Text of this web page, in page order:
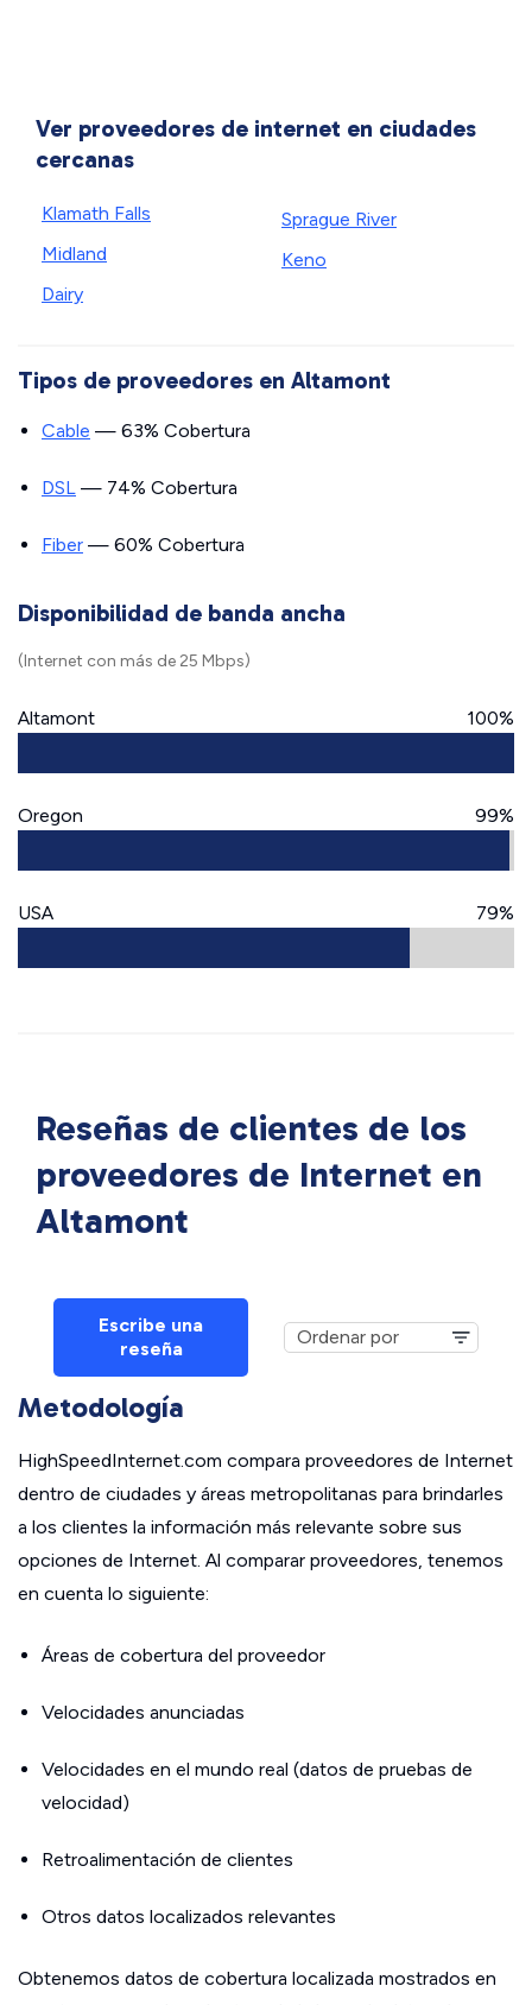
Ver proveedores de internet en ciudades
cercanas
Klamath Falls
Midland
Dairy
Sprague River
Keno
Tipos de proveedores en Altamont
Cable — 63% Cobertura
DSL — 74% Cobertura
Fiber — 60% Cobertura
Disponibilidad de banda ancha
(Internet con más de 25 Mbps)
Altamont 100%
Oregon 99%
USA 79%
Reseñas de clientes de los
proveedores de Internet en
Altamont
Escribe una
reseña
Metodología
HighSpeedInternet.com compara proveedores de Internet
dentro de ciudades y áreas metropolitanas para brindarles
a los clientes la información más relevante sobre sus
opciones de Internet. Al comparar proveedores, tenemos
en cuenta lo siguiente:
Áreas de cobertura del proveedor
Velocidades anunciadas
Velocidades en el mundo real (datos de pruebas de
velocidad)
Retroalimentación de clientes
Otros datos localizados relevantes
Obtenemos datos de cobertura localizada mostrados en